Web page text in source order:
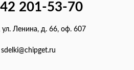
201-53-70
ул. Ленина, д. 66, оф. 607
sdelki@chipget.ru